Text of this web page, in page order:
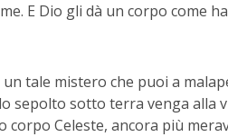
E Dio gli dà un corpo come
un tale mistero che puoi a
sepolto sotto terra venga alla
corpo Celeste, ancora più